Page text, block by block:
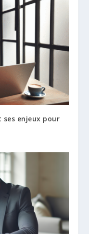
ses enjeux pour